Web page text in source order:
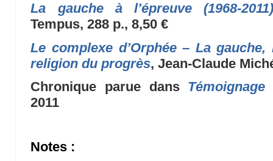
La gauche à l’épreuve (1968-2011)
Tempus, 288 p., 8,50 €
Le complexe d’Orphée – La
religion du progrès, Jean-Claude
Chronique parue dans Témoignage
2011
Notes :